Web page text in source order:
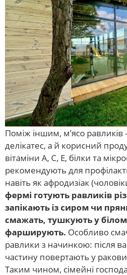
Поміж іншим, м’ясо
делікатес, а й корисний
вітаміни A, C, E, білки та
рекомендують для
навіть як афродизіак
фермі готують равликів
запікають із сиром чи
смажать, тушкують у
фарширують. Особливо
равлики з начинкою: після
частину повертають у
Таким чином, сімейні